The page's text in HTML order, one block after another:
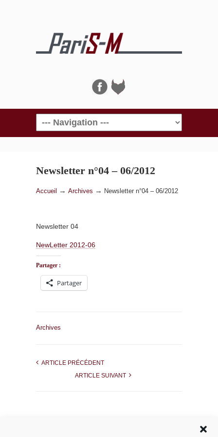
Navigation
Newsletter n°04 – 06/2012
Accueil → Archives → Newsletter n°04 – 06/2012
Newsletter 04
NewLetter 2012-06
Partager :
Partager
Archives
ARTICLE PRÉCÉDENT
ARTICLE SUIVANT